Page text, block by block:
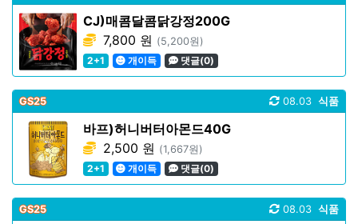
CJ)매콤달콤닭강정200G
7,800 원 (5,200원)
2+1
개이득 댓글(0)
GS25 식품
08.03
바프)허니버터아몬드40G
2,500 원 (1,667원)
2+1
개이득 댓글(0)
GS25 식품
08.03